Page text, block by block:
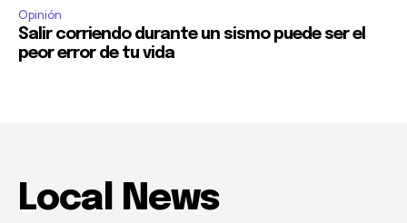
Opinión
Salir corriendo durante un sismo puede ser el
peor error de tu vida
Local News